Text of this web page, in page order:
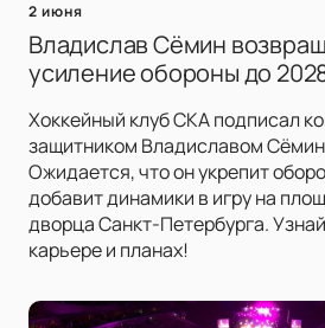
2 июня
Владислав Сёмин
усиление обороны до
Хоккейный клуб СКА подписал
защитником Владиславом
Ожидается, что он укрепит
добавит динамики в игру на
дворца Санкт-Петербурга.
карьере и планах!